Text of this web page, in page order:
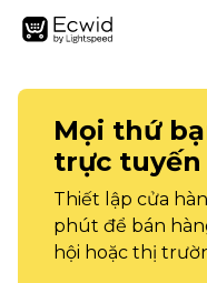
Mọi thứ
trực tuyến
Thiết lập cửa
phút để bán
hội hoặc thị